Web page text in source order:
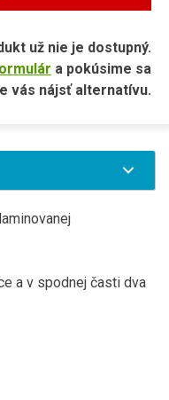
už nie je dostupný.
a pokúsime sa
vás nájsť alternatívu.
a v spodnej časti dva